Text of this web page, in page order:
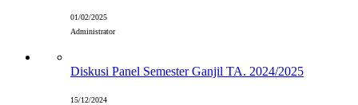
01/02/2025
Administrator
Diskusi Panel Semester Ganjil TA. 2024/2025
15/12/2024